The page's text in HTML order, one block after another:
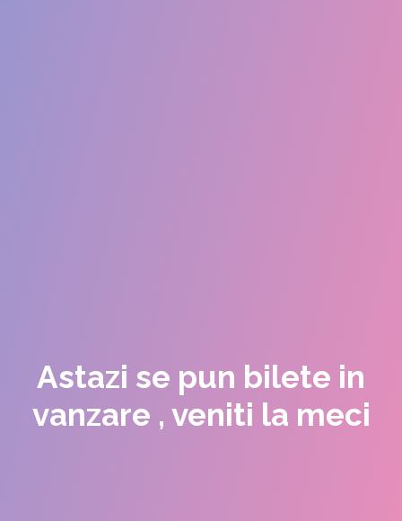
Astazi se pun bilete in
vanzare , veniti la meci